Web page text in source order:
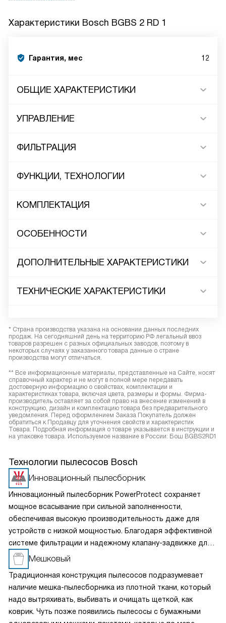
Характеристики Bosch BGBS 2 RD 1
Гарантия, мес 12
ОБЩИЕ ХАРАКТЕРИСТИКИ
УПРАВЛЕНИЕ
ФИЛЬТРАЦИЯ
ФУНКЦИИ, ТЕХНОЛОГИИ
КОМПЛЕКТАЦИЯ
ОСОБЕННОСТИ
ДОПОЛНИТЕЛЬНЫЕ ХАРАКТЕРИСТИКИ
ТЕХНИЧЕСКИЕ ХАРАКТЕРИСТИКИ
* Страна производства указана на основании данных последних
продаж. На сегодняшний день на территорию РФ легальный ввоз
товаров разрешен с разных официальных заводов, поэтому в
некоторых случаях у заказанного товара данные о стране
производства могут отличаться.
** Все информационные материалы, представленные на Сайте, носят
справочный характер и не могут в полной мере передавать
достоверную информацию о свойствах, комплектации и
характеристиках товара, включая цвета, размеры и формы. Фирма-
производитель оставляет за собой право на внесение изменений в
конструкцию, дизайн и комплектацию товара без предварительного
уведомления. Перед оформлением Заказа Покупатель должен
обратиться к Продавцу для уточнения свойств и характеристик
Товара. Подробная информация о товаре указывается в инструкции и
на упаковке товара. Используемое название в России: Бош BGBS2RD1
Технологии пылесосов Bosch
Инновационный пылесборник
Инновационный пылесборник PowerProtect сохраняет
мощное всасывание при сильной заполненности,
обеспечивая высокую производительность даже для
устройств с низкой мощностью. Благодаря эффективной
системе фильтрации и надежному клапану-задвижке для
утилизации он обеспечивает высокую гигиеничность
уборки и простоту очистки, обеспечивая надежную
защиту двигателя и идеальную эффективность удержания
пыли.
Мешковый
Традиционная конструкция пылесосов подразумевает
наличие мешка-пылесборника из плотной ткани, который
надо вытряхивать, выбивать и очищать щеткой, как
коврик. Чуть позже появились пылесосы с бумажными